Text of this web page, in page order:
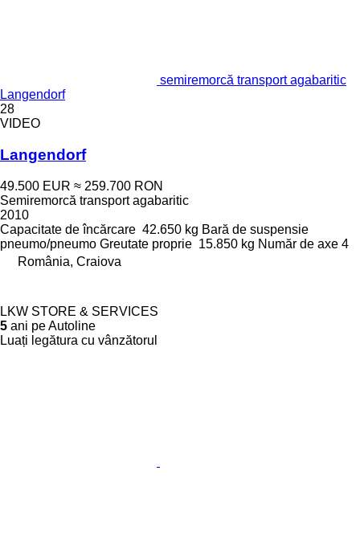
semiremorcă transport agabaritic
Langendorf
28
VIDEO
Langendorf
49.500 EUR ≈ 259.700 RON
Semiremorcă transport agabaritic
2010
Capacitate de încărcare 42.650 kg Bară de suspensie
pneumo/pneumo Greutate proprie 15.850 kg Număr de axe 4
România, Craiova
LKW STORE & SERVICES
5 ani pe Autoline
Luați legătura cu vânzătorul